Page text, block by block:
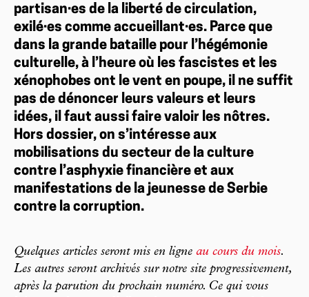
partisan·es de la liberté de circulation,
exilé·es comme accueillant·es. Parce que
dans la grande bataille pour l’hégémonie
culturelle, à l’heure où les fascistes et les
xénophobes ont le vent en poupe, il ne suffit
pas de dénoncer leurs valeurs et leurs
idées, il faut aussi faire valoir les nôtres.
Hors dossier, on s’intéresse aux
mobilisations du secteur de la culture
contre l’asphyxie financière et aux
manifestations de la jeunesse de Serbie
contre la corruption.
Quelques articles seront mis en ligne au cours du mois.
Les autres seront archivés sur notre site progressivement,
après la parution du prochain numéro. Ce qui vous